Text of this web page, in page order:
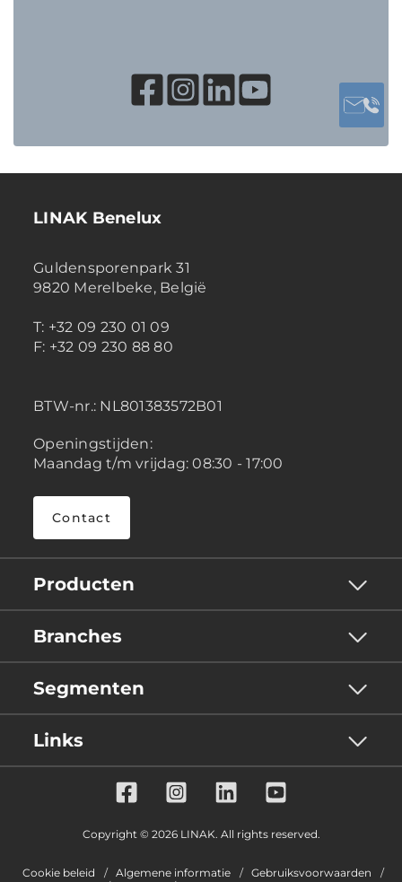
LINAK Benelux
Guldensporenpark 31
9820 Merelbeke, België
T: +32 09 230 01 09
F: +32 09 230 88 80
BTW-nr.: NL801383572B01
Openingstijden:
Maandag t/m vrijdag: 08:30 - 17:00
Contact
Producten
Branches
Segmenten
Links
Copyright © 2026 LINAK. All rights reserved.
Cookie beleid Algemene informatie
Gebruiksvoorwaarden